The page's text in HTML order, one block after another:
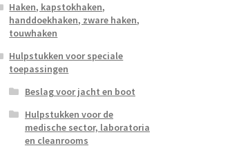
Haken, kapstokhaken,
handdoekhaken, zware haken,
touwhaken
Hulpstukken voor speciale
toepassingen
Beslag voor jacht en boot
Hulpstukken voor de
medische sector, laboratoria
en cleanrooms